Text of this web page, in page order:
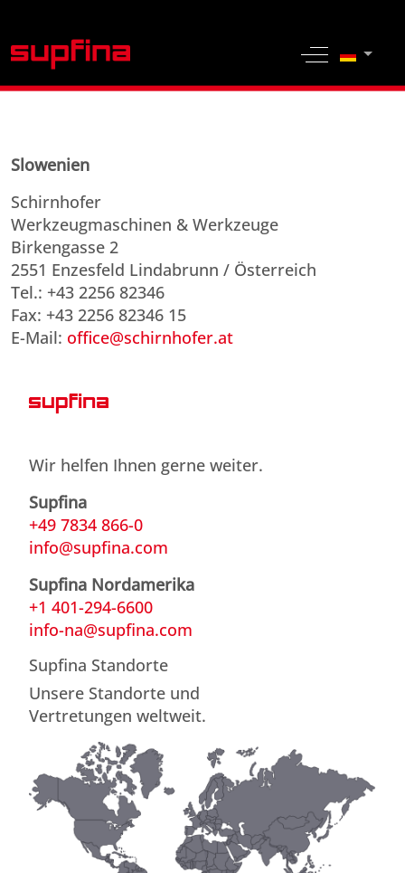
Off-Canvas
Sprache
Slowenien
Schirnhofer
Werkzeugmaschinen & Werkzeuge
Birkengasse 2
2551 Enzesfeld Lindabrunn / Österreich
Tel.: +43 2256 82346
Fax: +43 2256 82346 15
E-Mail: office@schirnhofer.at
Wir helfen Ihnen gerne weiter.
Supfina
+49 7834 866-0
info@supfina.com
Supfina Nordamerika
+1 401-294-6600
info-na@supfina.com
Supfina Standorte
Unsere Standorte und
Vertretungen weltweit.